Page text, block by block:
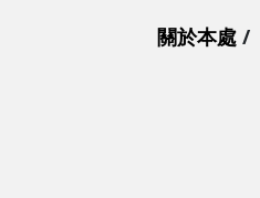
關於本處